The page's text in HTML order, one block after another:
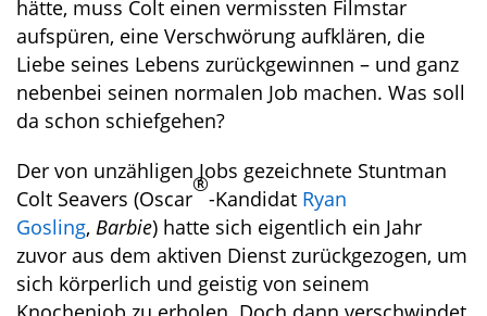
hätte, muss Colt einen vermissten Filmstar
aufspüren, eine Verschwörung aufklären, die
Liebe seines Lebens zurückgewinnen – und ganz
nebenbei seinen normalen Job machen. Was soll
da schon schiefgehen?
Der von unzähligen Jobs gezeichnete Stuntman
Colt Seavers (Oscar
®
-Kandidat Ryan
Gosling, Barbie) hatte sich eigentlich ein Jahr
zuvor aus dem aktiven Dienst zurückgezogen, um
sich körperlich und geistig von seinem